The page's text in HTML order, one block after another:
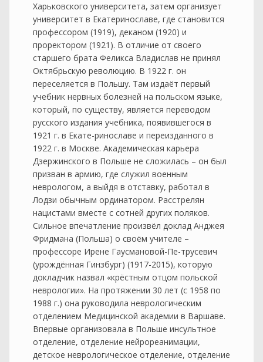
Харьковского университета, затем организует
университет в Екатеринославе, где становится
профессором (1919), деканом (1920) и
проректором (1921). В отличие от своего
старшего брата Феликса Владислав не принял
Октябрьскую революцию. В 1922 г. он
переселяется в Польшу. Там издаёт первый
учебник нервных болезней на польском языке,
который, по существу, является переводом
русского издания учебника, появившегося в
1921 г. в Екате-ринославе и переизданного в
1922 г. в Москве. Академическая карьера
Дзержинского в Польше не сложилась – он был
призван в армию, где служил военным
неврологом, а выйдя в отставку, работал в
Лодзи обычным ординатором. Расстрелян
нацистами вместе с сотней других поляков.
Сильное впечатление произвёл доклад Анджея
Фридмана (Польша) о своём учителе –
профессоре Ирене Гаусмановой-Пе-трусевич
(урождённая Гинзбург) (1917-2015), которую
докладчик назвал «крёстным отцом польской
неврологии». На протяжении 30 лет (с 1958 по
1988 г.) она руководила неврологическим
отделением Медицинской академии в Варшаве.
Впервые организовала в Польше инсультное
отделение, отделение нейрореанимации,
детское неврологическое отделение, отделение